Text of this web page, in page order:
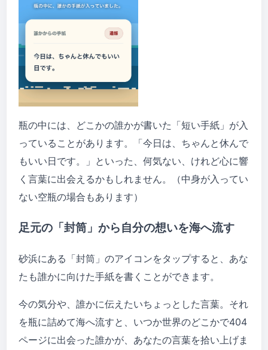
瓶の中には、どこかの誰かが書いた「短い手紙」が入
っていることがあります。「今日は、ちゃんと休んで
もいい日です。」といった、何気ない、けれど心に響
く言葉に出会えるかもしれません。（中身が入ってい
ない空瓶の場合もあります）
足元の「封筒」から自分の想いを海へ流す
砂浜にある「封筒」のアイコンをタップすると、あな
たも誰かに向けた手紙を書くことができます。
今の気分や、誰かに伝えたいちょっとした言葉。それ
を瓶に詰めて海へ流すと、いつか世界のどこかで404
ページに出会った誰かが、あなたの言葉を拾い上げま